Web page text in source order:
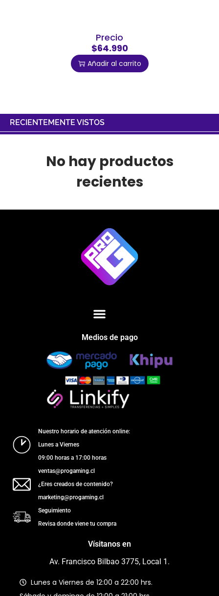
Precio
$64.990
Añadir al carrito
RECIENTEMENTE VISTOS
No hay productos
recientes
Medios de pago
Nuestro horario de atención online:
Lunes a Viernes
09:00 horas a 17:00 horas
ventas@progaming.cl
¿Eres creados de contenido?
marketing@progaming.cl
Seguimiento
Revisa donde viene tu compra
Vísitanos en
Av. Francisco Bilbao 3775, Local 1.
Lunes a Viernes de 12:00 a 22:00 hrs.